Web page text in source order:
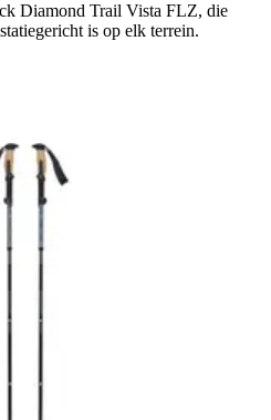
Diamond Trail Vista FLZ, die
is op elk terrein.